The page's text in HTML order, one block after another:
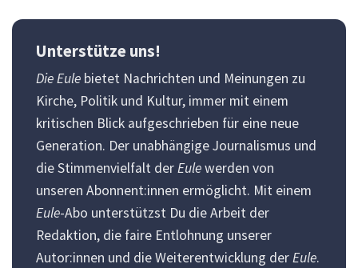
Unterstütze uns!
Die Eule bietet Nachrichten und Meinungen zu
Kirche, Politik und Kultur, immer mit einem
kritischen Blick aufgeschrieben für eine neue
Generation. Der unabhängige Journalismus und
die Stimmenvielfalt derEulewerden von
unseren Abonnent:innen ermöglicht. Mit einem
Eule-Abo unterstützst Du die Arbeit der
Redaktion, die faire Entlohnung unserer
Autor:innen und die Weiterentwicklung derEule.